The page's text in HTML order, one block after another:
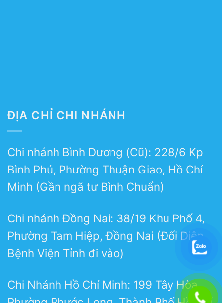
ĐỊA CHỈ CHI NHÁNH
Chi nhánh Bình Dương (Cũ): 228/6 Kp
Bình Phú, Phường Thuận Giao, Hồ Chí
Minh (Gần ngã tư Bình Chuẩn)
Chi nhánh Đồng Nai: 38/19 Khu Phố 4,
Phường Tam Hiệp, Đồng Nai (Đối Diện
Bệnh Viện Tỉnh đi vào)
Chi Nhánh Hồ Chí Minh: 199 Tây Hòa,